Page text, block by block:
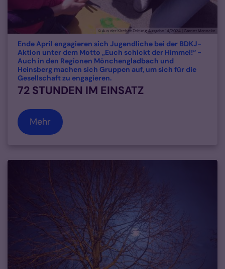
© Aus der KirchenZeitung, Ausgabe 14/2024 | Garnet Manecke
Ende April engagieren sich Jugendliche bei der BDKJ-
Aktion unter dem Motto „Euch schickt der Himmel!“ -
Auch in den Regionen Mönchengladbach und
Heinsberg machen sich Gruppen auf, um sich für die
Gesellschaft zu engagieren.
72 STUNDEN IM EINSATZ
Mehr